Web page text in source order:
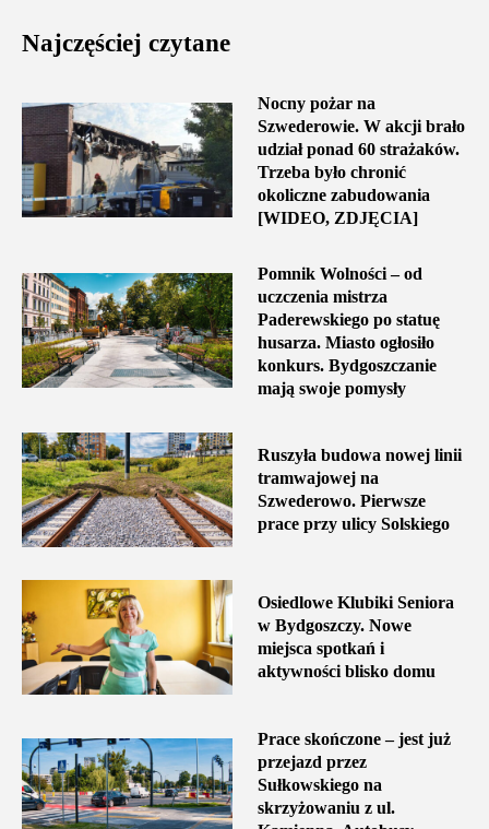
Najczęściej czytane
Nocny pożar na
Szwederowie. W akcji brało
udział ponad 60 strażaków.
Trzeba było chronić
okoliczne zabudowania
[WIDEO, ZDJĘCIA]
Pomnik Wolności – od
uczczenia mistrza
Paderewskiego po statuę
husarza. Miasto ogłosiło
konkurs. Bydgoszczanie
mają swoje pomysły
Ruszyła budowa nowej linii
tramwajowej na
Szwederowo. Pierwsze
prace przy ulicy Solskiego
Osiedlowe Klubiki Seniora
w Bydgoszczy. Nowe
miejsca spotkań i
aktywności blisko domu
Prace skończone – jest już
przejazd przez
Sułkowskiego na
skrzyżowaniu z ul.